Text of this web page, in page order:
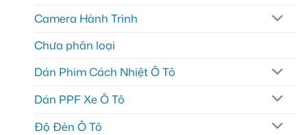
Camera Hành Trình
Chưa phân loại
Dán Phim Cách Nhiệt Ô Tô
Dán PPF Xe Ô Tô
Độ Đèn Ô Tô